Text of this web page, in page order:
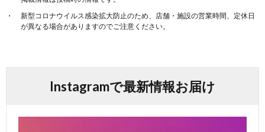
新型コロナウイルス感染拡大防止のため、店舗・施設の営業時間、定休日
が異なる場合がありますのでご注意ください。
Instagramで最新情報お届け